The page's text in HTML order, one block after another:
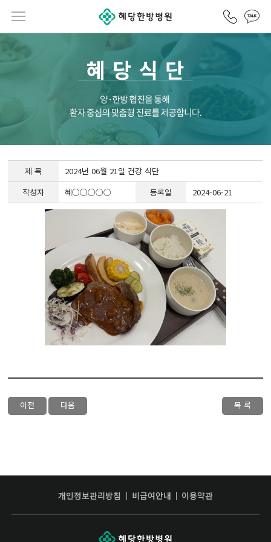
메뉴열기 전화걸기카카오
제 목
2024년 06월 21일 건강 식단
작성자
혜○○○○○ 등록일 2024-06-21
이전 다음 목 록
개인정보관리방침 비급여안내 이용약관
혜당한방병원